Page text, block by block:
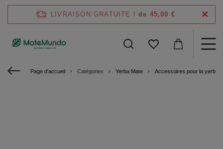
LIVRAISON GRATUITE ! de 45,00 €
Page d'accueil Catégories Yerba Mate Accessoires pour la yerba